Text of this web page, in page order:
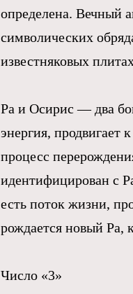
определена. Вечный
символических
известняковых
Ра и Осирис — два
энергия, продвигает
процесс
идентифицирован с
есть поток жизни,
рождается новый Ра,
Число «3»